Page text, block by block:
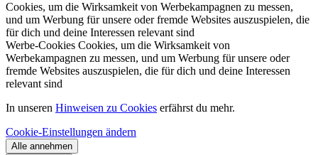
Cookies, um die Wirksamkeit von Werbekampagnen zu messen,
und um Werbung für unsere oder fremde Websites auszuspielen, die
für dich und deine Interessen relevant sind
Werbe-Cookies Cookies, um die Wirksamkeit von
Werbekampagnen zu messen, und um Werbung für unsere oder
fremde Websites auszuspielen, die für dich und deine Interessen
relevant sind
In unseren Hinweisen zu Cookies erfährst du mehr.
Cookie-Einstellungen ändern
Alle annehmen